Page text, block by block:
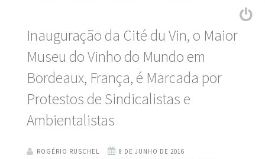
Inauguração da Cité du Vin, o Maior
Museu do Vinho do Mundo em
Bordeaux, França, é Marcada por
Protestos de Sindicalistas e
Ambientalistas
ROGÉRIO RUSCHEL